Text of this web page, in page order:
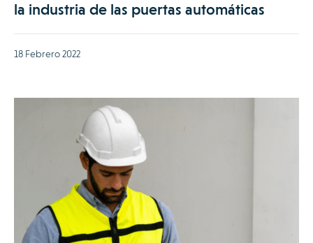
la industria de las puertas automáticas
18 Febrero 2022